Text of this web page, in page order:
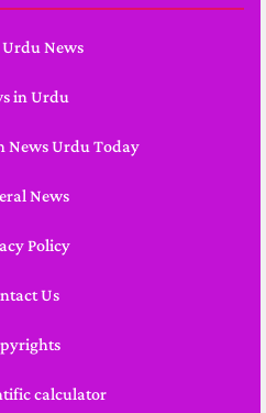
News
in Urdu
News Urdu Today
News
Policy
Us
calculator